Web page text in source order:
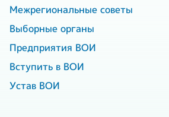
Межрегиональные советы
Выборные органы
Предприятия ВОИ
Вступить в ВОИ
Устав ВОИ